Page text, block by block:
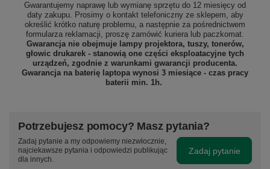
Gwarantujemy naprawę lub wymianę sprzętu do 12 miesięcy od
daty zakupu. Prosimy o kontakt telefoniczny ze sklepem, aby
określić krótko naturę problemu, a następnie za pośrednictwem
formularza reklamacji, proszę zamówić kuriera lub paczkomat.
Gwarancja nie obejmuje lampy projektora, tuszy, tonerów,
głowic drukarek - stanowią one części eksploatacyjne tych
urządzeń, zgodnie z warunkami gwarancji producenta.
Gwarancja na baterię laptopa wynosi 3 miesiące - czas pracy
baterii min. 1h.
Potrzebujesz pomocy? Masz pytania?
Zadaj pytanie a my odpowiemy niezwłocznie,
najciekawsze pytania i odpowiedzi publikując
dla innych.
Zadaj pytanie